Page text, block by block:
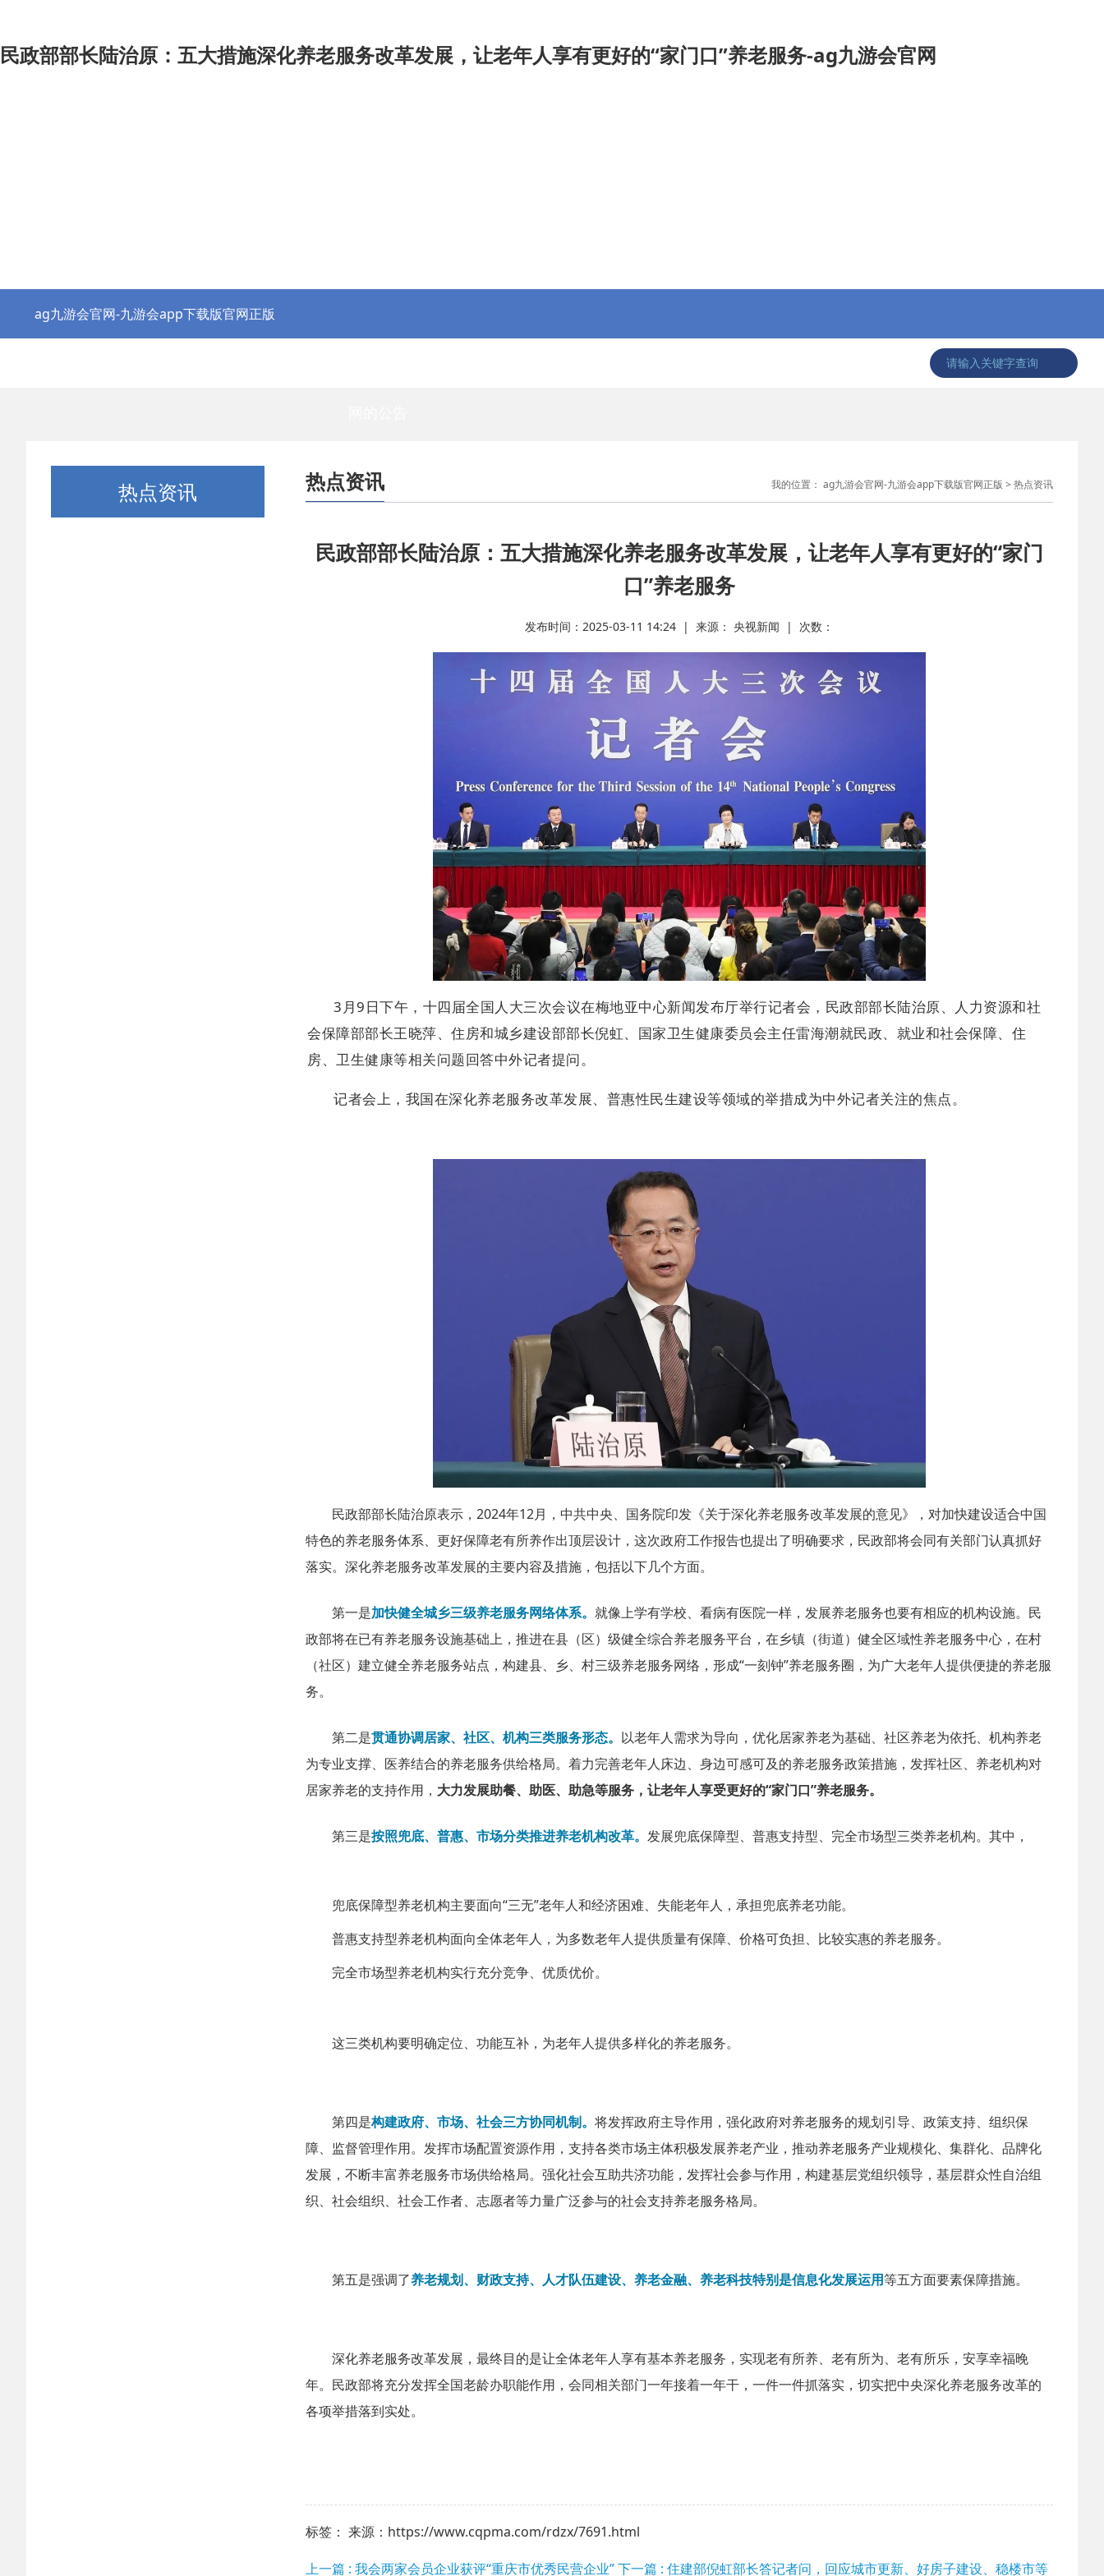
民政部部长陆治原：五大措施深化养老服务改革发展，让老年人享有更好的“家门口”养老服务-ag九游会官网
ag九游会官网-九游会app下载版官网正版
热点资讯 热点资讯 我的位置： ag九游会官网-九游会app下载版官网正版 > 热点资讯
民政部部长陆治原：五大措施深化养老服务改革发展，让老年人享有更好的“家门
口”养老服务
发布时间：2025-03-11 14:24 | 来源： 央视新闻 | 次数：
3月9日下午，十四届全国人大三次会议在梅地亚中心新闻发布厅举行记者会，民政部部长陆治原、人力资源和社
会保障部部长王晓萍、住房和城乡建设部部长倪虹、国家卫生健康委员会主任雷海潮就民政、就业和社会保障、住
房、卫生健康等相关问题回答中外记者提问。
记者会上，我国在深化养老服务改革发展、普惠性民生建设等领域的举措成为中外记者关注的焦点。
民政部部长陆治原表示，2024年12月，中共中央、国务院印发《关于深化养老服务改革发展的意见》，对加快建设适合中国
特色的养老服务体系、更好保障老有所养作出顶层设计，这次政府工作报告也提出了明确要求，民政部将会同有关部门认真抓好
落实。深化养老服务改革发展的主要内容及措施，包括以下几个方面。
第一是加快健全城乡三级养老服务网络体系。 就像上学有学校、看病有医院一样，发展养老服务也要有相应的机构设施。民
政部将在已有养老服务设施基础上，推进在县（区）级健全综合养老服务平台，在乡镇（街道）健全区域性养老服务中心，在村
（社区）建立健全养老服务站点，构建县、乡、村三级养老服务网络，形成“一刻钟”养老服务圈，为广大老年人提供便捷的养老服
务。
第二是贯通协调居家、社区、机构三类服务形态。 以老年人需求为导向，优化居家养老为基础、社区养老为依托、机构养老
为专业支撑、医养结合的养老服务供给格局。着力完善老年人床边、身边可感可及的养老服务政策措施，发挥社区、养老机构对
居家养老的支持作用， 大力发展助餐、助医、助急等服务，让老年人享受更好的“家门口”养老服务。
第三是按照兜底、普惠、市场分类推进养老机构改革。 发展兜底保障型、普惠支持型、完全市场型三类养老机构。其中，
兜底保障型养老机构主要面向“三无”老年人和经济困难、失能老年人，承担兜底养老功能。
普惠支持型养老机构面向全体老年人，为多数老年人提供质量有保障、价格可负担、比较实惠的养老服务。
完全市场型养老机构实行充分竞争、优质优价。
这三类机构要明确定位、功能互补，为老年人提供多样化的养老服务。
第四是构建政府、市场、社会三方协同机制。 将发挥政府主导作用，强化政府对养老服务的规划引导、政策支持、组织保
障、监督管理作用。发挥市场配置资源作用，支持各类市场主体积极发展养老产业，推动养老服务产业规模化、集群化、品牌化
发展，不断丰富养老服务市场供给格局。强化社会互助共济功能，发挥社会参与作用，构建基层党组织领导，基层群众性自治组
织、社会组织、社会工作者、志愿者等力量广泛参与的社会支持养老服务格局。
第五是强调了养老规划、财政支持、人才队伍建设、养老金融、养老科技特别是信息化发展运用等五方面要素保障措施。
深化养老服务改革发展，最终目的是让全体老年人享有基本养老服务，实现老有所养、老有所为、老有所乐，安享幸福晚
年。民政部将充分发挥全国老龄办职能作用，会同相关部门一年接着一年干，一件一件抓落实，切实把中央深化养老服务改革的
各项举措落到实处。
标签： 来源：https://www.cqpma.com/rdzx/7691.html
上一篇 : 我会两家会员企业获评“重庆市优秀民营企业”下一篇 : 住建部倪虹部长答记者问，回应城市更新、好房子建设、稳楼市等